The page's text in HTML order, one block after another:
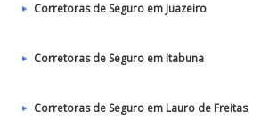
Corretoras de Seguro em Juazeiro
Corretoras de Seguro em Itabuna
Corretoras de Seguro em Lauro de Freitas